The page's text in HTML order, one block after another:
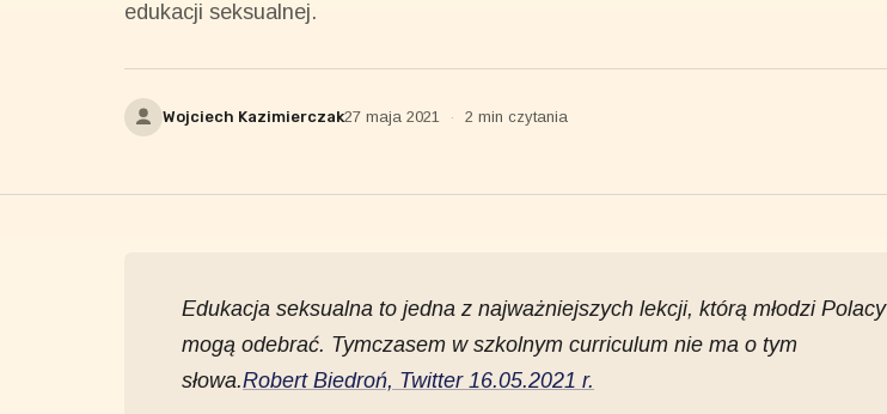
edukacji seksualnej.
Wojciech Kazimierczak27 maja 2021 · 2 min czytania
Edukacja seksualna to jedna z najważniejszych lekcji, którą młodzi Polacy
mogą odebrać. Tymczasem w szkolnym curriculum nie ma o tym
słowa.Robert Biedroń, Twitter 16.05.2021 r.